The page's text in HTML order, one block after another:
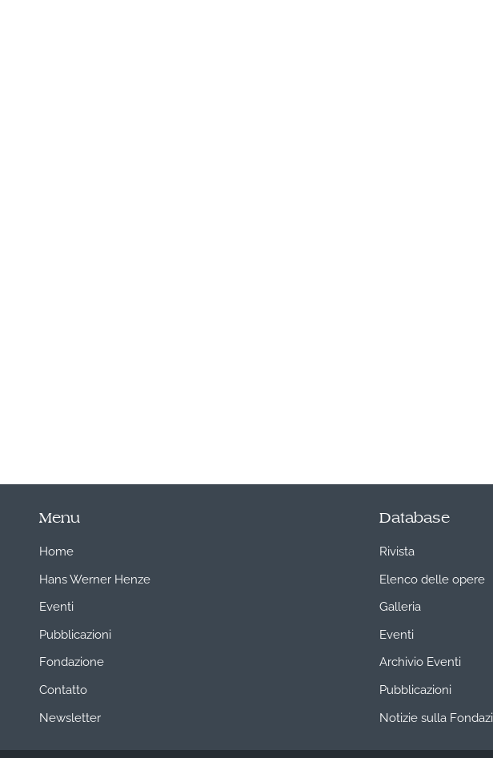
Menu
Home
Hans Werner Henze
Eventi
Pubblicazioni
Fondazione
Contatto
Newsletter
Database
Rivista
Elenco delle opere
Galleria
Eventi
Archivio Eventi
Pubblicazioni
Notizie sulla